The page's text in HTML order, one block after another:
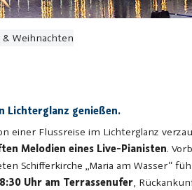
Weihnachten
Lichterglanz genießen.
einer Flussreise im Lichterglanz
Melodien eines Live-Pianisten.
Schifferkirche „Maria am Wasser“
Uhr am Terrassenufer,